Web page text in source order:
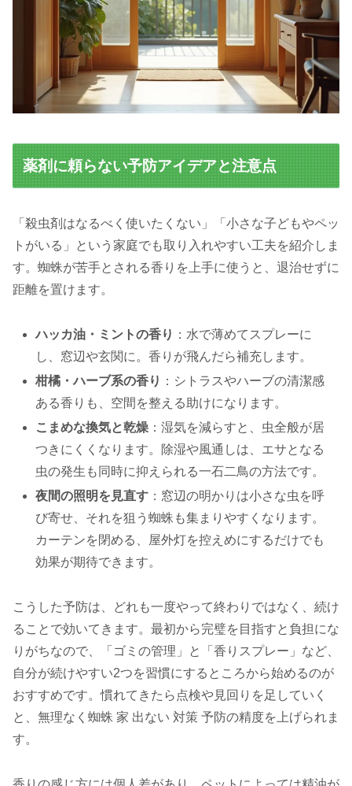
薬剤に頼らない予防アイデアと注意点
「殺虫剤はなるべく使いたくない」「小さな子どもやペッ
トがいる」という家庭でも取り入れやすい工夫を紹介しま
す。蜘蛛が苦手とされる香りを上手に使うと、退治せずに
距離を置けます。
ハッカ油・ミントの香り ：水で薄めてスプレーに
し、窓辺や玄関に。香りが飛んだら補充します。
柑橘・ハーブ系の香り ：シトラスやハーブの清潔感
ある香りも、空間を整える助けになります。
こまめな換気と乾燥 ：湿気を減らすと、虫全般が居
つきにくくなります。除湿や風通しは、エサとなる
虫の発生も同時に抑えられる一石二鳥の方法です。
夜間の照明を見直す ：窓辺の明かりは小さな虫を呼
び寄せ、それを狙う蜘蛛も集まりやすくなります。
カーテンを閉める、屋外灯を控えめにするだけでも
効果が期待できます。
こうした予防は、どれも一度やって終わりではなく、続け
ることで効いてきます。最初から完璧を目指すと負担にな
りがちなので、「ゴミの管理」と「香りスプレー」など、
自分が続けやすい2つを習慣にするところから始めるのが
おすすめです。慣れてきたら点検や見回りを足していく
と、無理なく蜘蛛 家 出ない 対策 予防の精度を上げられま
す。